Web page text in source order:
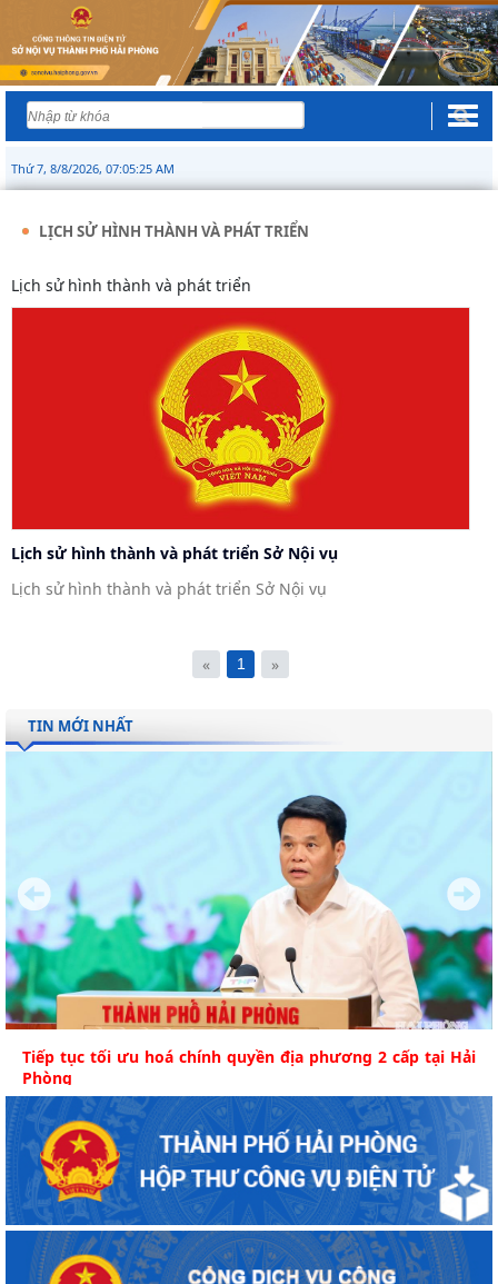
Thứ 7, 8/8/2026, 07:05:25 AM
LỊCH SỬ HÌNH THÀNH VÀ PHÁT TRIỂN
Lịch sử hình thành và phát triển
Lịch sử hình thành và phát triển Sở Nội vụ
Lịch sử hình thành và phát triển Sở Nội vụ
« 1 »
TIN MỚI NHẤT
Tiếp tục tối ưu hoá chính quyền địa phương 2 cấp tại Hải
Phòng
Hải Phòng đánh giá cụ thể những kết quả tích cực, chỉ rõ
hạn chế sau 1 năm vận hành chính quyền địa...